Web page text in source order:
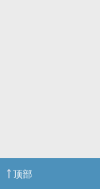
顶部